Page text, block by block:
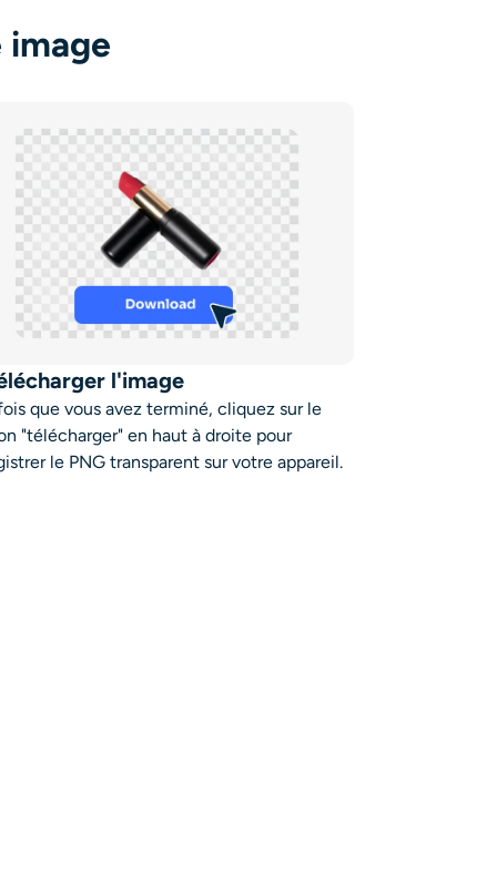
l'image
que vous avez terminé, cliquez sur le
"télécharger" en haut à droite pour
le PNG transparent sur votre appareil.